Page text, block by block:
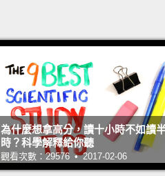
Each
like a
routine,
reward,
為什麼想拿高分，讀十小時不如讀
時？科學解釋給你聽
觀看次數：29576 • 2017-02-06